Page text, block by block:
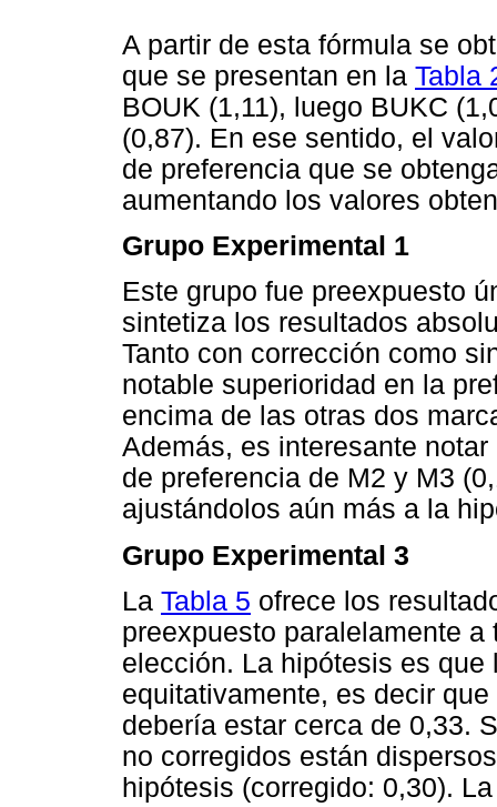
A partir de esta fórmula se
que se presentan en la Tabla
BOUK (1,11), luego BUKC
(0,87). En ese sentido, el
de preferencia que se
aumentando los valores
Grupo Experimental 1
Este grupo fue preexpuesto
sintetiza los resultados
Tanto con corrección como
notable superioridad en la
encima de las otras dos
Además, es interesante
de preferencia de M2 y M3
ajustándolos aún más a la
Grupo Experimental 3
La Tabla 5 ofrece los
preexpuesto paralelamente
elección. La hipótesis es
equitativamente, es decir
debería estar cerca de 0,33.
no corregidos están
hipótesis (corregido: 0,30).